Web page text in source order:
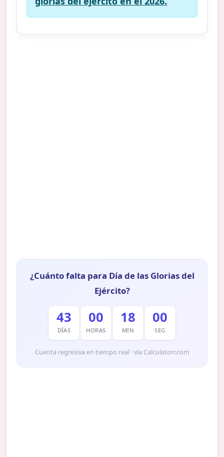
¿Cuánto falta para Día de las Glorias del
Ejército?
43
DÍAS
00
HORAS
17
MIN
59
SEG
Cuenta regresiva en tiempo real · vía Calculatorr.com